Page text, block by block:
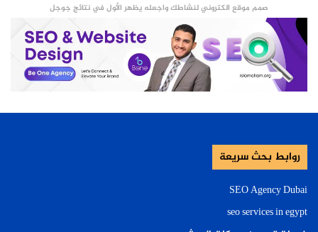
صمم موقع الكتروني لنشاطك واجعله يظهر الأول في نتائج جوجل
روابط بحث سريعة
SEO Agency Dubai
seo services in egypt